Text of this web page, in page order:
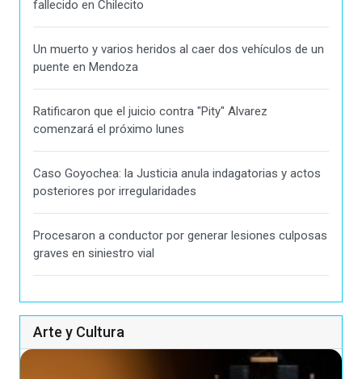
fallecido en Chilecito
Un muerto y varios heridos al caer dos vehículos de un
puente en Mendoza
Ratificaron que el juicio contra "Pity" Alvarez
comenzará el próximo lunes
Caso Goyochea: la Justicia anula indagatorias y actos
posteriores por irregularidades
Procesaron a conductor por generar lesiones culposas
graves en siniestro vial
Arte y Cultura